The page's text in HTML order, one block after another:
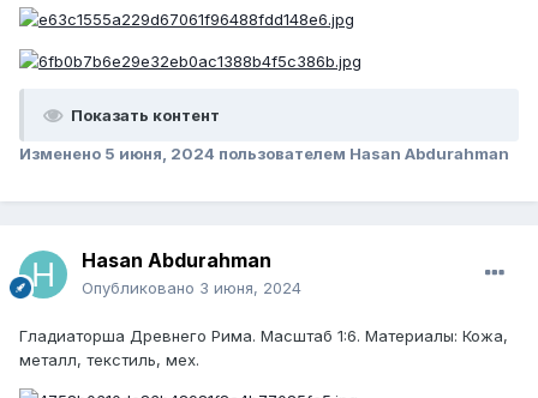
Показать контент
Изменено 5 июня, 2024 пользователем Hasan Abdurahman
Hasan Abdurahman
Опубликовано 3 июня, 2024
Гладиаторша Древнего Рима. Масштаб 1:6. Материалы: Кожа,
металл, текстиль, мех.